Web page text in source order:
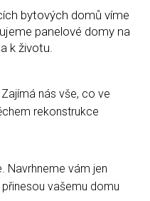
bytových domů víme
panelové domy na
k životu.
nás vše, co ve
rekonstrukce
Navrhneme vám jen
vašemu domu